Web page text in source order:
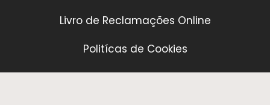
Livro de Reclamações Online
Politícas de Cookies